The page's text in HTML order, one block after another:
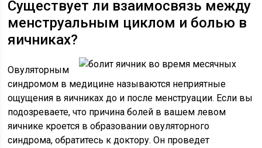
Существует ли взаимосвязь между
менструальным циклом и болью в
яичниках?
Овуляторным
синдромом в медицине называются неприятные
ощущения в яичниках до и после менструации. Если вы
подозреваете, что причина болей в вашем левом
яичнике кроется в образовании овуляторного
синдрома, обратитесь к доктору. Он проведет